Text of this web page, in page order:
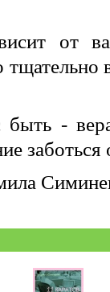
от
-
заботься